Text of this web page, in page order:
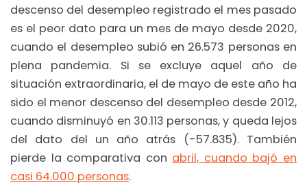
descenso del desempleo registrado el mes pasado
es el peor dato para un mes de mayo desde 2020,
cuando el desempleo subió en 26.573 personas en
plena pandemia. Si se excluye aquel año de
situación extraordinaria, el de mayo de este año ha
sido el menor descenso del desempleo desde 2012,
cuando disminuyó en 30.113 personas, y queda lejos
del dato del un año atrás (-57.835). También
pierde la comparativa con abril, cuando bajó en
casi 64.000 personas.